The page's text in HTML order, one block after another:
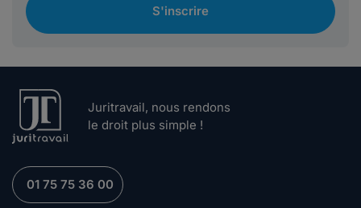
S'inscrire
Juritravail, nous rendons
le droit plus simple !
01 75 75 36 00